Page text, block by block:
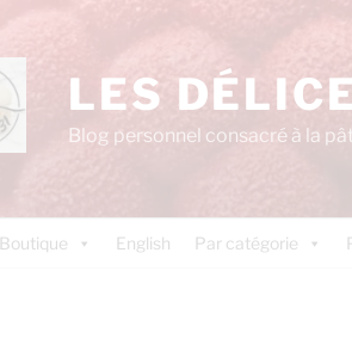
LES
Blog personnel consacré à la
Boutique English Par catégorie